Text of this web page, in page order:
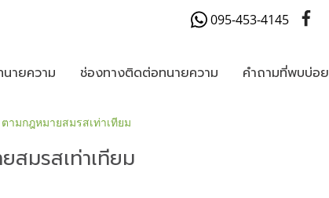
095-453-4145
ายความ ช่องทางติดต่อทนายความ คำถามที่พบบ่อย
ามกฎหมายสมรสเท่าเทียม
สมรสเท่าเทียม